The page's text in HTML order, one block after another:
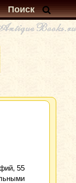
55